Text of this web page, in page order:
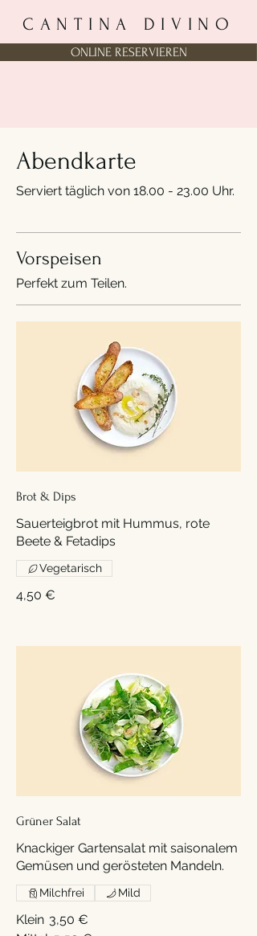
ONLINE RESERVIEREN
CANTINA DIVINO
Abendkarte
Serviert täglich von 18.00 - 23.00 Uhr.
Vorspeisen
Perfekt zum Teilen.
Brot & Dips
Sauerteigbrot mit Hummus, rote
Beete & Fetadips
4,50 €
Vegetarisch
Grüner Salat
Knackiger Gartensalat mit saisonalem
Gemüsen und gerösteten Mandeln.
Klein 3,50 €
Milchfrei Mild